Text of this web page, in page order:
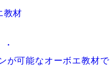
教材
が可能なオーボエ教材で